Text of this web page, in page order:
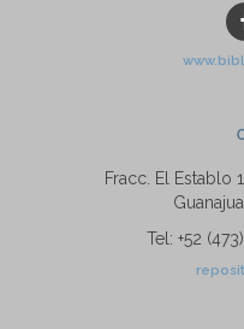
Fracc. El Establo
Tel: +52